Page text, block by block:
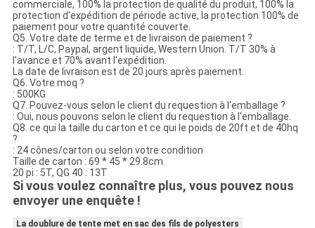
commerciale, 100% la protection de qualité du produit, 100% la
protection d'expédition de période active, la protection 100% de
paiement pour votre quantité couverte.
Q5. Votre date de terme et de livraison de paiement ?
: T/T, L/C, Paypal, argent liquide, Western Union. T/T 30% à
l'avance et 70% avant l'expédition.
La date de livraison est de 20 jours après paiement.
Q6. Votre moq ?
: 500KG
Q7. Pouvez-vous selon le client du requestion à l'emballage ?
: Oui, nous pouvons selon le client du requestion à l'emballage.
Q8. ce qui la taille du carton et ce qui le poids de 20ft et de 40hq
?
: 24 cônes/carton ou selon votre condition
Taille de carton : 69 * 45 * 29.8cm.
20 pi : 5T, QG 40 : 13T
Si vous voulez connaître plus, vous pouvez nous
envoyer une enquête !
La doublure de tente met en sac des fils de polyesters